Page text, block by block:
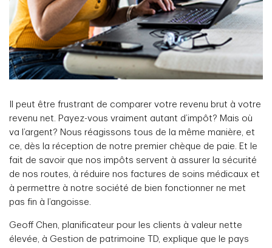
Il peut être frustrant de comparer votre revenu brut à votre
revenu net. Payez-vous vraiment autant d’impôt? Mais où
va l’argent? Nous réagissons tous de la même manière, et
ce, dès la réception de notre premier chèque de paie. Et le
fait de savoir que nos impôts servent à assurer la sécurité
de nos routes, à réduire nos factures de soins médicaux et
à permettre à notre société de bien fonctionner ne met
pas fin à l’angoisse.
Geoff Chen, planificateur pour les clients à valeur nette
élevée, à Gestion de patrimoine TD, explique que le pays